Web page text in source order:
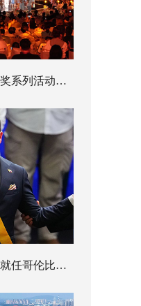
第38届大众电影百花奖系列活动开幕
德拉埃斯普列亚宣誓就任哥伦比亚总统